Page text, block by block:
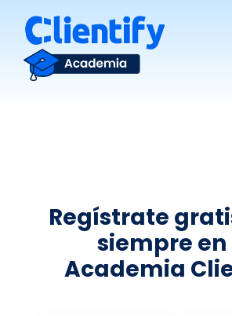
contenido
Regístrate
siempre en
Academia